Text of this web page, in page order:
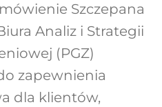
Szczepana
Analiz i Strategii
(PGZ)
zapewnienia
dla klientów,